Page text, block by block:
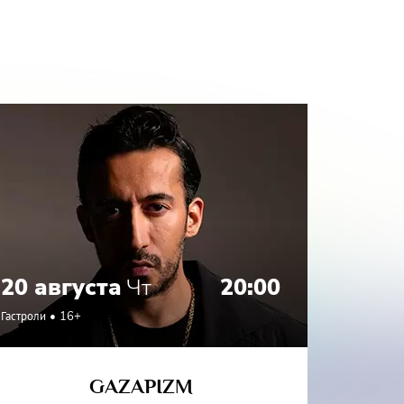
20 августа Чт 20:00
Гастроли 16+
GAZAPIZM